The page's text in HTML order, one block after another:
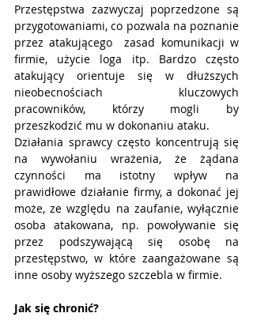
Przestępstwa zazwyczaj poprzedzone są
przygotowaniami, co pozwala na poznanie
przez atakującego  zasad komunikacji w
firmie, użycie loga itp. Bardzo często
atakujący orientuje się w dłuższych
nieobecnościach kluczowych
pracowników, którzy mogli by
przeszkodzić mu w dokonaniu ataku.
Działania sprawcy często koncentrują się
na wywołaniu wrażenia, że żądana
czynności ma istotny wpływ na
prawidłowe działanie firmy, a dokonać jej
może, ze względu na zaufanie, wyłącznie
osoba atakowana, np. powoływanie się
przez podszywającą się osobę na
przestępstwo, w które zaangażowane są
inne osoby wyższego szczebla w firmie.
Jak się chronić?